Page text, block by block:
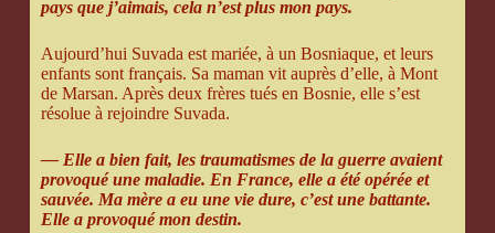
pays que j’aimais, cela n’est plus mon pays.
Aujourd’hui Suvada est mariée, à un Bosniaque, et leurs
enfants sont français. Sa maman vit auprès d’elle, à Mont
de Marsan. Après deux frères tués en Bosnie, elle s’est
résolue à rejoindre Suvada.
— Elle a bien fait, les traumatismes de la guerre avaient
provoqué une maladie. En France, elle a été opérée et
sauvée. Ma mère a eu une vie dure, c’est une battante.
Elle a provoqué mon destin.